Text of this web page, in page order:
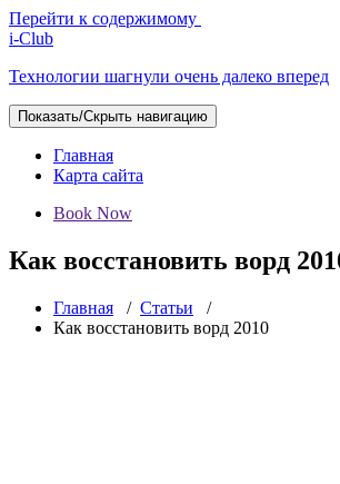
Перейти к содержимому
i-Club
Технологии шагнули очень далеко вперед
Показать/Скрыть навигацию
Главная
Карта сайта
Book Now
Как восстановить ворд
Главная / Статьи /
Как восстановить ворд 2010